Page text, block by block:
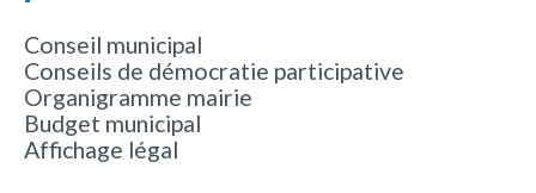
Conseil municipal
Conseils de démocratie participative
Organigramme mairie
Budget municipal
Affichage légal